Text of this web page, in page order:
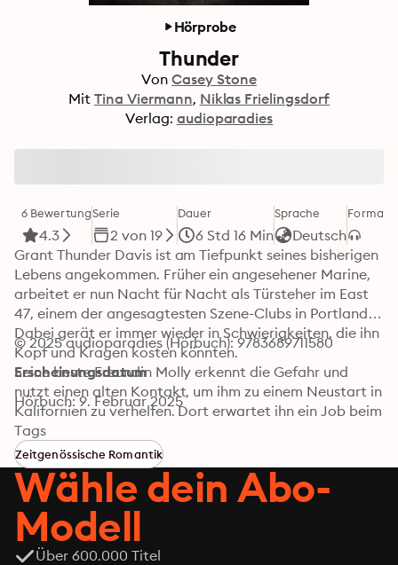
Hörprobe
Thunder
Von Casey Stone
Mit Tina Viermann Niklas Frielingsdorf
Verlag: audioparadies
6 Bewertung
4.3
Serie
2 von 19
Dauer
6 Std 16 Min
Sprache
Deutsch
Format
Grant Thunder Davis ist am Tiefpunkt seines bisherigen
Lebens angekommen. Früher ein angesehener Marine,
arbeitet er nun Nacht für Nacht als Türsteher im East
47, einem der angesagtesten Szene-Clubs in Portland.
Dabei gerät er immer wieder in Schwierigkeiten, die ihn
Kopf und Kragen kosten könnten.
Seine beste Freundin Molly erkennt die Gefahr und
nutzt einen alten Kontakt, um ihm zu einem Neustart in
Kalifornien zu verhelfen. Dort erwartet ihn ein Job beim
S.T.A.R.S.-Team, der ihn endlich wieder vor neue
Herausforderungen stellt. Lacey Stevens ist eine
davon. Ihr gelingt es, Grants verlorengeglaubten
Beschützerinstinkt erneut zu entfachen.
Doch kann er, in Gegenwart dieser außergewöhnlichen
Frau, einen kühlen Kopf bewahren und sich auf seine
Aufgabe konzentrieren?
© 2025 audioparadies (Hörbuch): 9783689711580
Erscheinungsdatum
Hörbuch: 9. Februar 2025
Tags
Zeitgenössische Romantik
Wähle dein Abo-
Modell
Über 600.000 Titel